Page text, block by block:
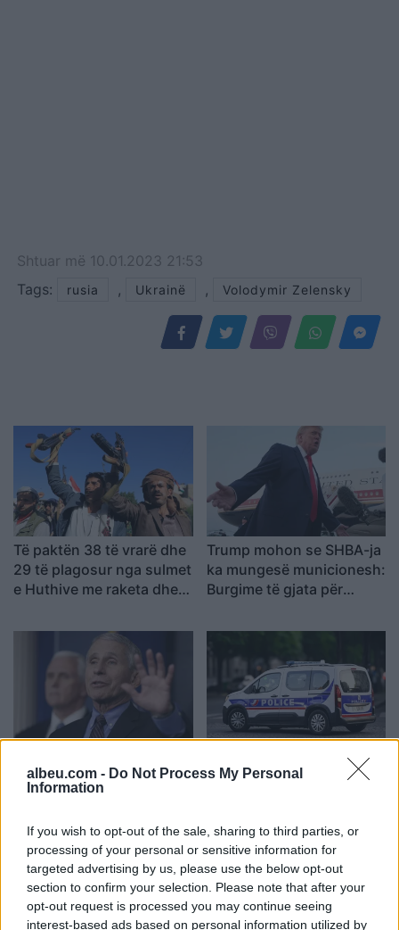
albeu.com - Do Not Process My Personal
Information
If you wish to opt-out of the sale, sharing to third parties, or
processing of your personal or sensitive information for
targeted advertising by us, please use the below opt-out
section to confirm your selection. Please note that after your
opt-out request is processed you may continue seeing
interest-based ads based on personal information utilized by
Shtuar më 10.01.2023 21:53
Tags:
rusia , Ukrainë , Volodymir Zelensky
Të paktën 38 të vrarë dhe
29 të plagosur nga sulmet
e Huthive me raketa dhe
Jemenit
Trump mohon se SHBA-ja
ka mungesë municionesh:
Burgime të gjata për
tradhtare
Anthony Faucin fajtor për
shpërfillje të Kongresit
pyetjeve mbi pandeminë e
Covid-19
Mashtruesit u hoqën si
punonjës sigurie, çiftit të
me vlerë 1.1 milion euro